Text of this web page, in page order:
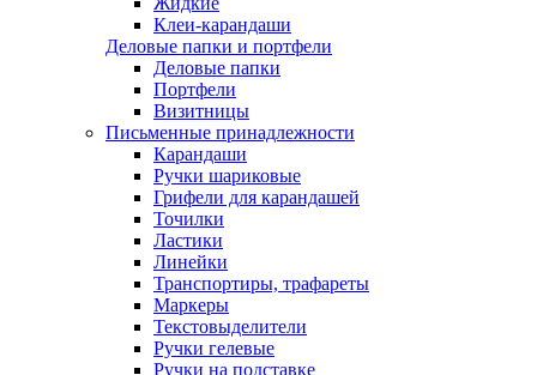
Клеи-карандаши
Деловые папки и портфели
Деловые папки
Портфели
Визитницы
Письменные принадлежности
Карандаши
Ручки шариковые
Грифели для карандашей
Точилки
Ластики
Линейки
Транспортиры, трафареты
Маркеры
Текстовыделители
Ручки гелевые
Ручки на подставке